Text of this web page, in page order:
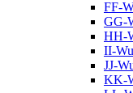
FF-
GG-
HH-
II-
JJ-
KK-